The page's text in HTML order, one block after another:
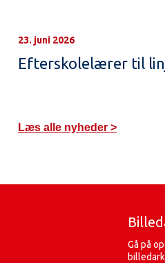
23. juni 2026
Efterskolelærer til
Læs alle nyheder >
Gå på